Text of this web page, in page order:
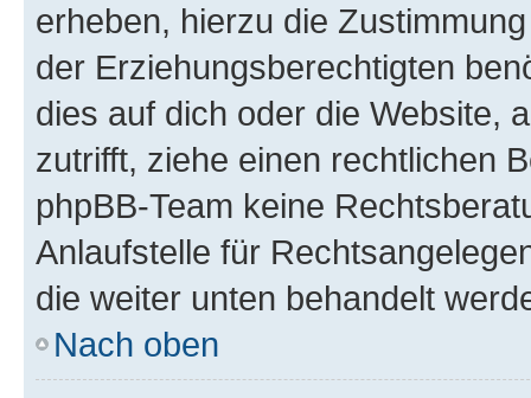
erheben, hierzu die
der Erziehungsberechtigten
dies auf dich oder die Website,
zutrifft, ziehe einen rechtlichen
phpBB-Team keine
Anlaufstelle für
die weiter unten behandelt
Nach oben